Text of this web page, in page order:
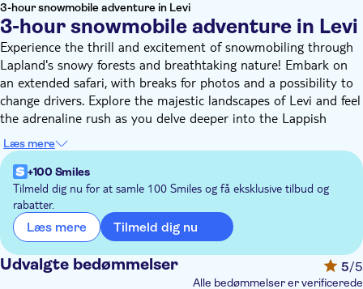
3-hour snowmobile adventure in Levi
3-hour snowmobile adventure in Levi
Experience the thrill and excitement of snowmobiling through
Lapland's snowy forests and breathtaking nature! Embark on
an extended safari, with breaks for photos and a possibility to
change drivers. Explore the majestic landscapes of Levi and feel
the adrenaline rush as you delve deeper into the Lappish
wilderness.
Your knowledgeable guides will provide comprehensive
instructions on driving techniques and safety precautions. The
speed of the safari will be tailored to fit the abilities of your
group, ensuring a comfortable and enjoyable experience. Rest
assured, all necessary snowmobiling gear will be provided for
your adventure. Get ready for an unforgettable journey into the
Lappish wilderness!
Læs mere
+100 Smiles
Tilmeld dig nu for at samle 100 Smiles og få eksklusive tilbud og
rabatter.
Læs mere Tilmeld dig nu
Udvalgte bedømmelser 5/5
Alle bedømmelser er verificerede